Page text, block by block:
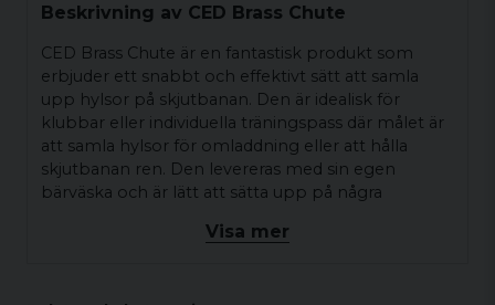
Beskrivning av CED Brass Chute
CED Brass Chute är en fantastisk produkt som
erbjuder ett snabbt och effektivt sätt att samla
upp hylsor på skjutbanan. Den är idealisk för
klubbar eller individuella träningspass där målet är
att samla hylsor för omladdning eller att hålla
skjutbanan ren. Den levereras med sin egen
bärväska och är lätt att sätta upp på några
Visa mer